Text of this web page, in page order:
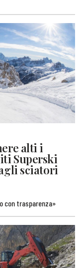
alti i
Superski
sciatori
con trasparenza»